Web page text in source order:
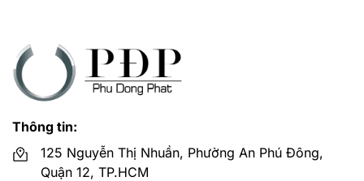
Thông tin:
125 Nguyễn Thị Nhuần, Phường An Phú Đông,
Quận 12, TP.HCM